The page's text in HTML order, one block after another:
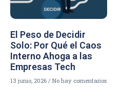
El Peso de Decidir
Solo: Por Qué el Caos
Interno Ahoga a las
Empresas Tech
13 junio, 2026 No hay comentarios